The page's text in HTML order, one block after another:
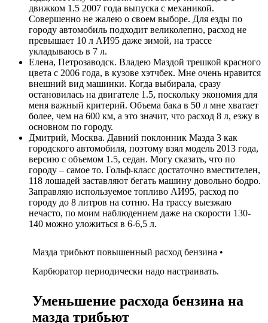
движком 1.5 2007 года выпуска с механикой.
Совершенно не жалею о своем выборе. Для езды по
городу автомобиль подходит великолепно, расход не
превышает 10 л АИ95 даже зимой, на трассе
укладываюсь в 7 л.
Елена, Петрозаводск. Владею Маздой трешкой красного
цвета с 2006 года, в кузове хэтчбек. Мне очень нравится
внешний вид машинки. Когда выбирала, сразу
остановилась на двигателе 1.5, поскольку экономия для
меня важный критерий. Объема бака в 50 л мне хватает
более, чем на 600 км, а это значит, что расход 8 л, езжу в
основном по городу.
Дмитрий, Москва. Давний поклонник Мазда 3 как
городского автомобиля, поэтому взял модель 2013 года,
версию с объемом 1.5, седан. Могу сказать, что по
городу – самое то. Гольф-класс достаточно вместителен,
118 лошадей заставляют бегать машину довольно бодро.
Заправляю используемое топливо АИ95, расход по
городу до 8 литров на сотню. На трассу выезжаю
нечасто, по моим наблюдением даже на скорости 130-
140 можно уложиться в 6-6,5 л.
Мазда трибьют повышенный расход бензина •
Карбюратор периодически надо настраивать.
Уменьшение расхода бензина на
мазда трибьют